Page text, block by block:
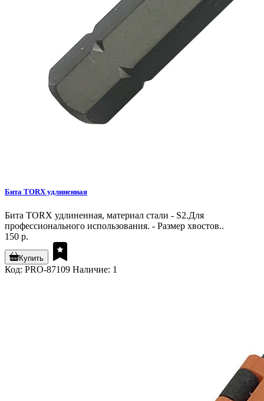
Бита TORX удлиненная
Бита TORX удлиненная, материал стали - S2.Для
профессионального использования. - Размер хвостов..
150 р.
Купить
Код: PRO-87109 Наличие: 1